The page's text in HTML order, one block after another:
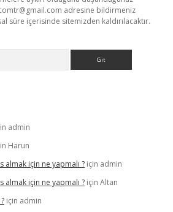
adresine bildirmeniz
süre içerisinde sitemizden kaldırılacaktır.
admin
Harun
almak için ne yapmalı ? için admin
almak için ne yapmalı ? için Altan
için admin